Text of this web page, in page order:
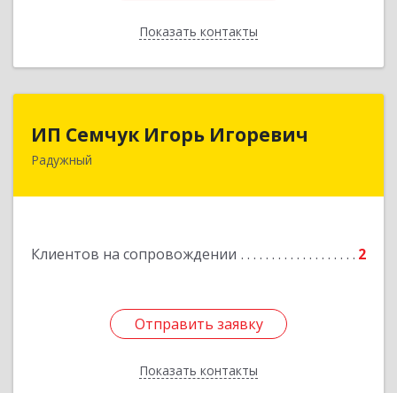
Показать контакты
Назад
ИП Семчук Игорь Игоревич
Радужный
Клиентов на сопровождении 2
Отправить заявку
Показать контакты
628464, ХМАО-Югра, г. Радужный, 1 мкн.,
Отправить заявку
Назад